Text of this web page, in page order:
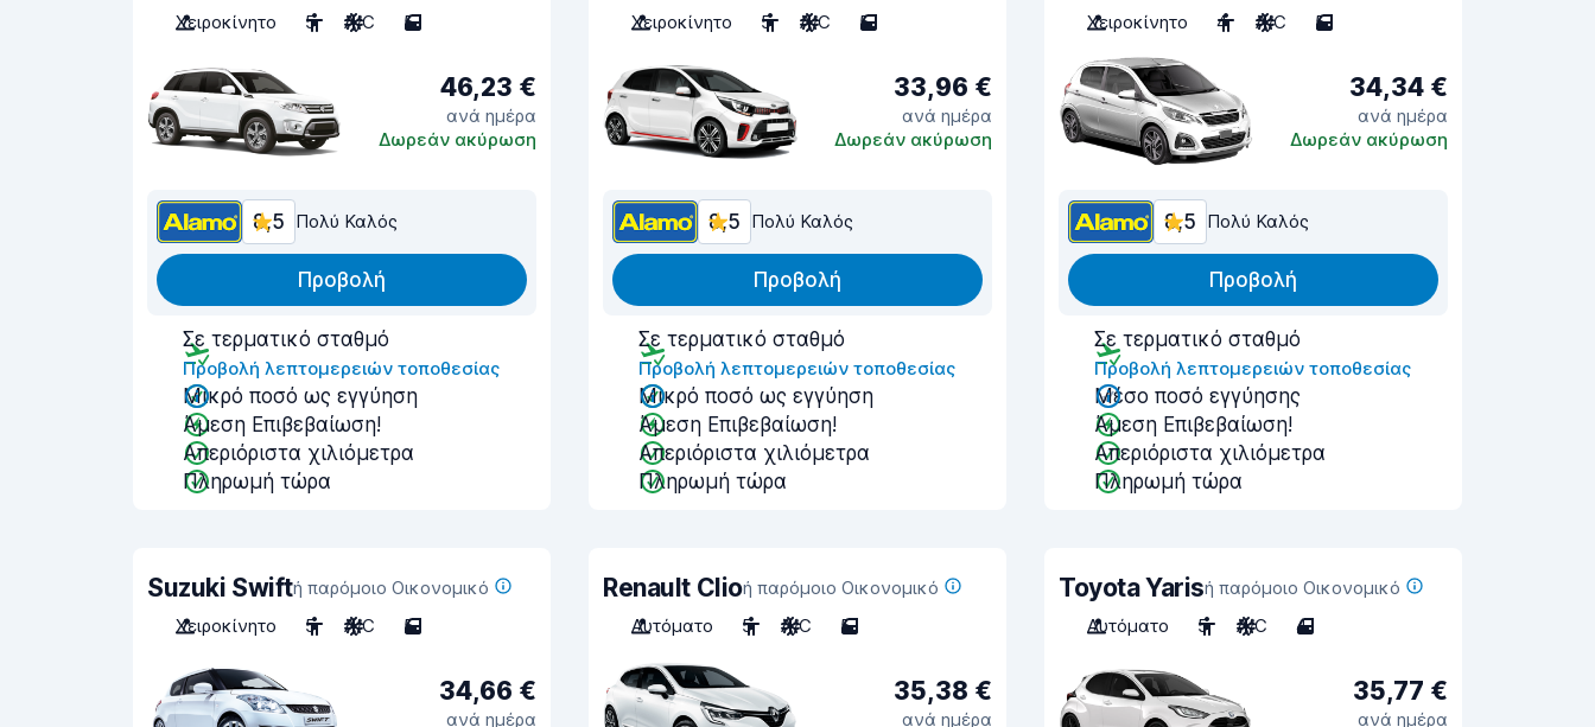
Χειροκίνητο
5 A/C 5
46,23 €
ανά ημέρα
Δωρεάν ακύρωση
8,5 Πολύ Καλός
Προβολή
Σε τερματικό σταθμό
Προβολή λεπτομερειών τοποθεσίας
Μικρό ποσό ως εγγύηση
Άμεση Επιβεβαίωση!
Απεριόριστα χιλιόμετρα
Πληρωμή τώρα
Χειροκίνητο
5 A/C 5
33,96 €
ανά ημέρα
Δωρεάν ακύρωση
8,5 Πολύ Καλός
Προβολή
Σε τερματικό σταθμό
Προβολή λεπτομερειών τοποθεσίας
Μικρό ποσό ως εγγύηση
Άμεση Επιβεβαίωση!
Απεριόριστα χιλιόμετρα
Πληρωμή τώρα
Χειροκίνητο
4 A/C 5
34,34 €
ανά ημέρα
Δωρεάν ακύρωση
8,5 Πολύ Καλός
Προβολή
Σε τερματικό σταθμό
Προβολή λεπτομερειών τοποθεσίας
Μέσο ποσό εγγύησης
Άμεση Επιβεβαίωση!
Απεριόριστα χιλιόμετρα
Πληρωμή τώρα
Suzuki Swiftή παρόμοιο Οικονομικό
Χειροκίνητο
5 A/C 5
34,66 €
ανά ημέρα
Renault Clioή παρόμοιο Οικονομικό
Αυτόματο
5 A/C 5
35,38 €
ανά ημέρα
Toyota Yarisή παρόμοιο Οικονομικό
Αυτόματο
5 A/C 4
35,77 €
ανά ημέρα